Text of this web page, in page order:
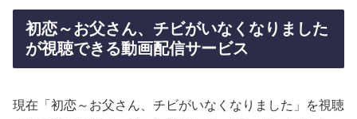
初恋～お父さん、チビがいなくなりました
が視聴できる動画配信サービス
現在「初恋～お父さん、チビがいなくなりました」を視聴